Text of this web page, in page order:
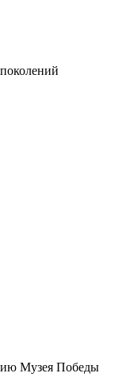
Музея Победы